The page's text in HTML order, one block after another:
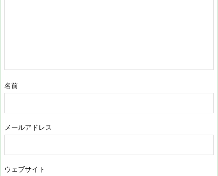
名前
メールアドレス
ウェブサイト